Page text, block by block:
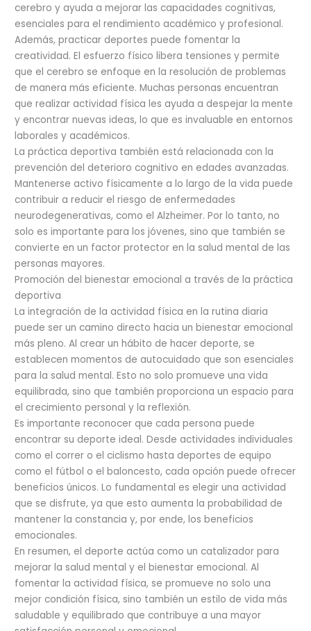
cerebro y ayuda a mejorar las capacidades cognitivas,
esenciales para el rendimiento académico y profesional.
Además, practicar deportes puede fomentar la
creatividad. El esfuerzo físico libera tensiones y permite
que el cerebro se enfoque en la resolución de problemas
de manera más eficiente. Muchas personas encuentran
que realizar actividad física les ayuda a despejar la mente
y encontrar nuevas ideas, lo que es invaluable en entornos
laborales y académicos.
La práctica deportiva también está relacionada con la
prevención del deterioro cognitivo en edades avanzadas.
Mantenerse activo físicamente a lo largo de la vida puede
contribuir a reducir el riesgo de enfermedades
neurodegenerativas, como el Alzheimer. Por lo tanto, no
solo es importante para los jóvenes, sino que también se
convierte en un factor protector en la salud mental de las
personas mayores.
Promoción del bienestar emocional a través de la práctica
deportiva
La integración de la actividad física en la rutina diaria
puede ser un camino directo hacia un bienestar emocional
más pleno. Al crear un hábito de hacer deporte, se
establecen momentos de autocuidado que son esenciales
para la salud mental. Esto no solo promueve una vida
equilibrada, sino que también proporciona un espacio para
el crecimiento personal y la reflexión.
Es importante reconocer que cada persona puede
encontrar su deporte ideal. Desde actividades individuales
como el correr o el ciclismo hasta deportes de equipo
como el fútbol o el baloncesto, cada opción puede ofrecer
beneficios únicos. Lo fundamental es elegir una actividad
que se disfrute, ya que esto aumenta la probabilidad de
mantener la constancia y, por ende, los beneficios
emocionales.
En resumen, el deporte actúa como un catalizador para
mejorar la salud mental y el bienestar emocional. Al
fomentar la actividad física, se promueve no solo una
mejor condición física, sino también un estilo de vida más
saludable y equilibrado que contribuye a una mayor